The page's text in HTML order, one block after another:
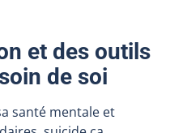
et des outils
de soi
santé mentale et